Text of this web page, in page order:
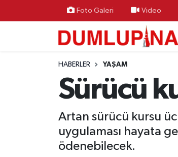
Foto Galeri Video
HABERLER YAŞAM
Sürücü
Artan sürücü kursu
uygulaması hayata
ödenebilecek.
Ekonomi
Kütahya Hava Durumu
Kütahya Trafik Yoğunluk Haritası
Süper Lig Puan Durumu ve Fikstür
Tüm Manşetler
Son Dakika Haberleri